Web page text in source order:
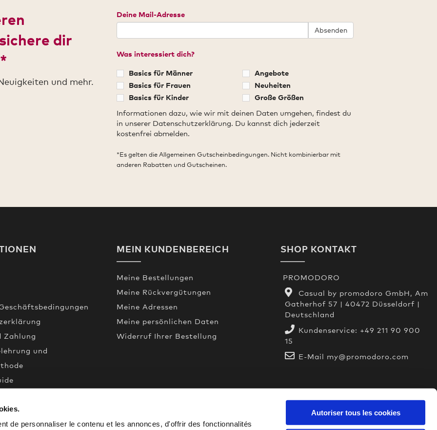
de personnaliser le contenu et les annonces, d'offrir des fonctionnalités
Autoriser tous les cookies
dir
und mehr.
Deine Mail-Adresse
Absenden
Was interessiert dich?
Basics für Männer
Basics für Frauen
Basics für Kinder
Angebote
Neuheiten
Große Größen
Informationen dazu, wie wir mit deinen Daten umgehen, findest du
in unserer Datenschutzerklärung. Du kannst dich jederzeit
kostenfrei abmelden.
*Es gelten die Allgemeinen Gutscheinbedingungen. Nicht kombinierbar mit
anderen Rabatten und Gutscheinen.
Zahlung
und
MEIN KUNDENBEREICH
Meine Bestellungen
Meine Rückvergütungen
Meine Adressen
Meine persönlichen Daten
Widerruf Ihrer Bestellung
SHOP KONTAKT
PROMODORO
Casual by promodoro GmbH, Am
Gatherhof 57 | 40472 Düsseldorf |
Deutschland
Kundenservice: +49 211 90 900
15
E-Mail my@promodoro.com